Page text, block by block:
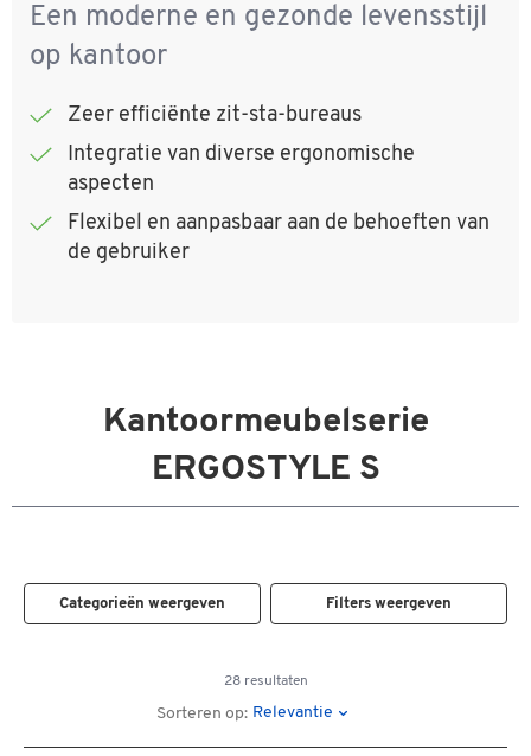
Een moderne en gezonde levensstijl
op kantoor
Zeer efficiënte zit-sta-bureaus
Integratie van diverse ergonomische
aspecten
Flexibel en aanpasbaar aan de behoeften van
de gebruiker
Kantoormeubelserie
ERGOSTYLE S
Categorieën weergeven Filters weergeven
28 resultaten
Sorteren op: Relevantie